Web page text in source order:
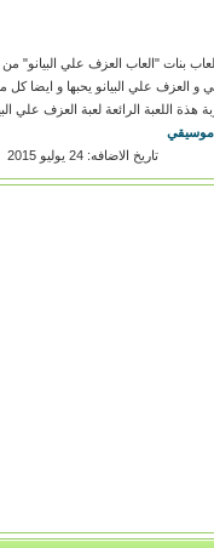
بنات "العاب العزف علي البيانو"
و العزف علي البيانو يحبها و ايضا
اللعبة الرائعة لعبة العزف علي
موسيقي
تاريخ الاضافه: 24 يوليو 2015